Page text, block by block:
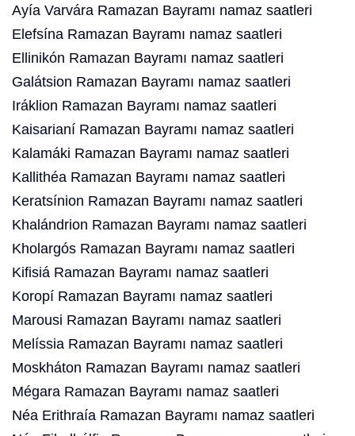
Ayía Varvára Ramazan Bayramı namaz saatleri
Elefsína Ramazan Bayramı namaz saatleri
Ellinikón Ramazan Bayramı namaz saatleri
Galátsion Ramazan Bayramı namaz saatleri
Iráklion Ramazan Bayramı namaz saatleri
Kaisarianí Ramazan Bayramı namaz saatleri
Kalamáki Ramazan Bayramı namaz saatleri
Kallithéa Ramazan Bayramı namaz saatleri
Keratsínion Ramazan Bayramı namaz saatleri
Khalándrion Ramazan Bayramı namaz saatleri
Kholargós Ramazan Bayramı namaz saatleri
Kifisiá Ramazan Bayramı namaz saatleri
Koropí Ramazan Bayramı namaz saatleri
Marousi Ramazan Bayramı namaz saatleri
Melíssia Ramazan Bayramı namaz saatleri
Moskháton Ramazan Bayramı namaz saatleri
Mégara Ramazan Bayramı namaz saatleri
Néa Erithraía Ramazan Bayramı namaz saatleri